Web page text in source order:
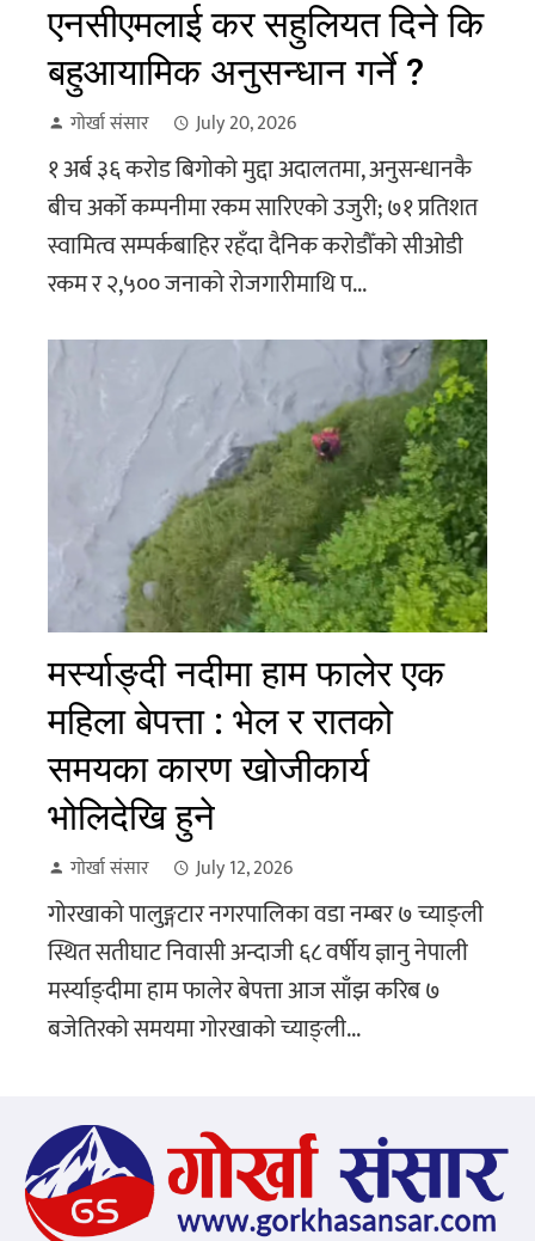
एनसीएमलाई कर सहुलियत दिने कि
बहुआयामिक अनुसन्धान गर्ने ?
गोर्खा संसार July 20, 2026
१ अर्ब ३६ करोड बिगोको मुद्दा अदालतमा, अनुसन्धानकै
बीच अर्को कम्पनीमा रकम सारिएको उजुरी; ७१ प्रतिशत
स्वामित्व सम्पर्कबाहिर रहँदा दैनिक करोडौँको सीओडी
रकम र २,५०० जनाको रोजगारीमाथि प...
मर्स्याङ्दी नदीमा हाम फालेर एक
महिला बेपत्ता : भेल र रातको
समयका कारण खोजीकार्य
भोलिदेखि हुने
गोर्खा संसार July 12, 2026
गोरखाको पालुङ्गटार नगरपालिका वडा नम्बर ७ च्याङ्ली
स्थित सतीघाट निवासी अन्दाजी ६८ वर्षीय ज्ञानु नेपाली
मर्स्याङ्दीमा हाम फालेर बेपत्ता आज साँझ करिब ७
बजेतिरको समयमा गोरखाको च्याङ्ली...